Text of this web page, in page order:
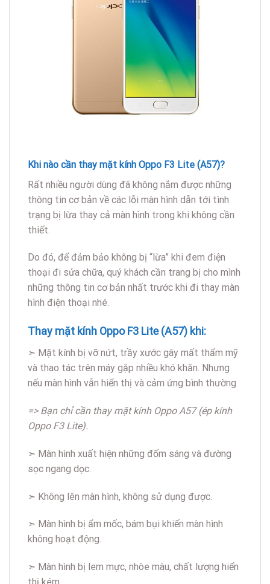
Khi nào cần thay mặt kính Oppo F3 Lite (A57)?
Rất nhiều người dùng đã không nắm được những
thông tin cơ bản về các lỗi màn hình dẫn tới tình
trạng bị lừa thay cả màn hình trong khi không cần
thiết.
Do đó, để đảm bảo không bị “lừa” khi đem điện
thoại đi sửa chữa, quý khách cần trang bị cho mình
những thông tin cơ bản nhất trước khi đi thay màn
hình điện thoại nhé.
Thay mặt kính Oppo F3 Lite (A57) khi:
➣ Mặt kính bị vỡ nứt, trầy xước gây mất thẩm mỹ
và thao tác trên máy gặp nhiều khó khăn. Nhưng
nếu màn hình vẫn hiển thị và cảm ứng bình thường
=> Bạn chỉ cần thay mặt kính Oppo A57 (ép kính
Oppo F3 Lite).
➣ Màn hình xuất hiện những đốm sáng và đường
sọc ngang dọc.
➣ Không lên màn hình, không sử dụng được.
➣ Màn hình bị ẩm mốc, bám bụi khiến màn hình
không hoạt động.
➣ Màn hình bị lem mực, nhòe màu, chất lượng hiển